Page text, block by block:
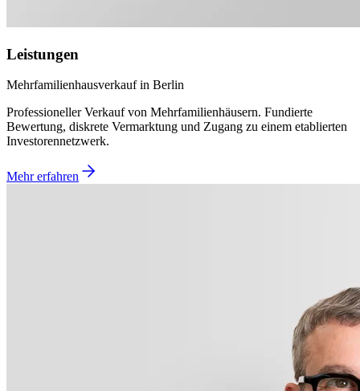
Leistungen
Mehrfamilienhausverkauf in Berlin
Professioneller Verkauf von Mehrfamilienhäusern. Fundierte
Bewertung, diskrete Vermarktung und Zugang zu einem etablierten
Investorennetzwerk.
Mehr erfahren